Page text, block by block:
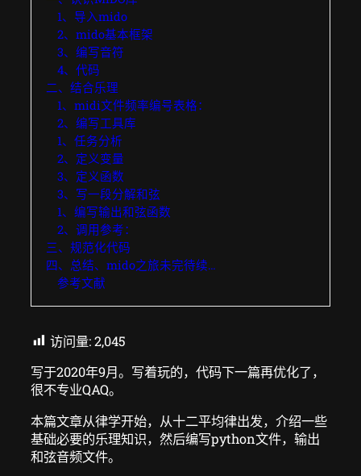
1、导入mido
2、mido基本框架
3、编写音符
4、代码
二、结合乐理
1、midi文件频率编号表格：
2、编写工具库
1、任务分析
2、定义变量
3、定义函数
3、写一段分解和弦
1、编写输出和弦函数
2、调用参考：
三、规范化代码
四、总结、mido之旅未完待续…
参考文献
访问量:2,045
写于2020年9月。写着玩的，代码下一篇再优化了，
很不专业QAQ。
本篇文章从律学开始，从十二平均律出发，介绍一些
基础必要的乐理知识，然后编写python文件，输出
和弦音频文件。